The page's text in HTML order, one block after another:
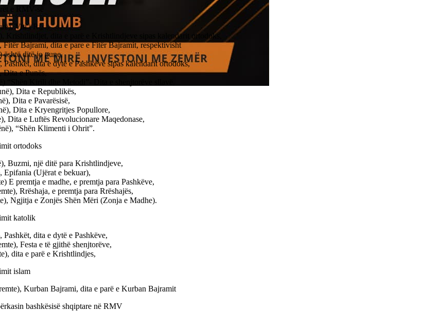
e RMV-së
Viti i Ri,
Krishtlindjet, dita e parë e Krishtlindjeve sipas kalendarit ortodoks,
Fitër Bajrami, dita e pare e Fitër Bajramit, respektivisht
është ditë jo pune,
dita e dytë e Pashkëve sipas kalendarit ortodoks,
Dita e Punës,
Dita e Republikës,
Dita e Pavarësisë,
Dita e Kryengritjes Popullore,
Dita e Luftës Revolucionare Maqedonase,
“Shën Klimenti i Ohrit”.
ortodoks
Buzmi, një ditë para Krishtlindjeve,
Epifania (Ujërat e bekuar),
E premtja e madhe, e premtja para Pashkëve,
Rrëshaja, e premtja para Rrëshajës,
Ngjitja e Zonjës Shën Mëri (Zonja e Madhe).
katolik
dita e dytë e Pashkëve,
Festa e të gjithë shenjtorëve,
dita e parë e Krishtlindjes,
islam
Kurban Bajrami, dita e parë e Kurban Bajramit
bashkësisë shqiptare në RMV